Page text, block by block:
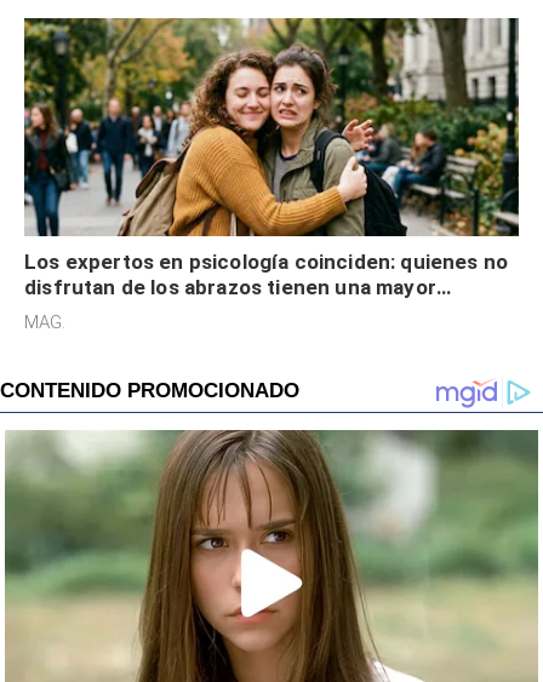
Los expertos en psicología coinciden: quienes no
disfrutan de los abrazos tienen una mayor
sensibilidad a los estímulos físicos y no es por
MAG.